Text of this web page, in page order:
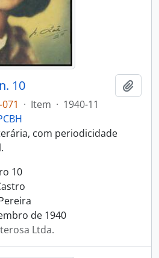
10
· Item · 1940-11
com periodicidade
10
de 1940
Ltda.